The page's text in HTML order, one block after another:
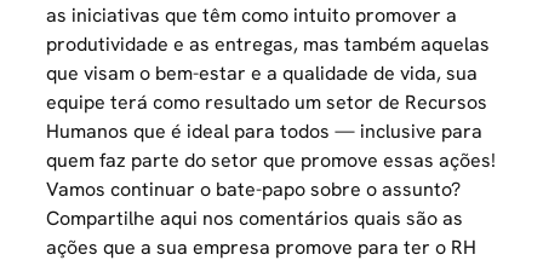
as iniciativas que têm como intuito promover a
produtividade e as entregas, mas também aquelas
que visam o bem-estar e a qualidade de vida, sua
equipe terá como resultado um setor de Recursos
Humanos que é ideal para todos — inclusive para
quem faz parte do setor que promove essas ações!
Vamos continuar o bate-papo sobre o assunto?
Compartilhe aqui nos comentários quais são as
ações que a sua empresa promove para ter o RH